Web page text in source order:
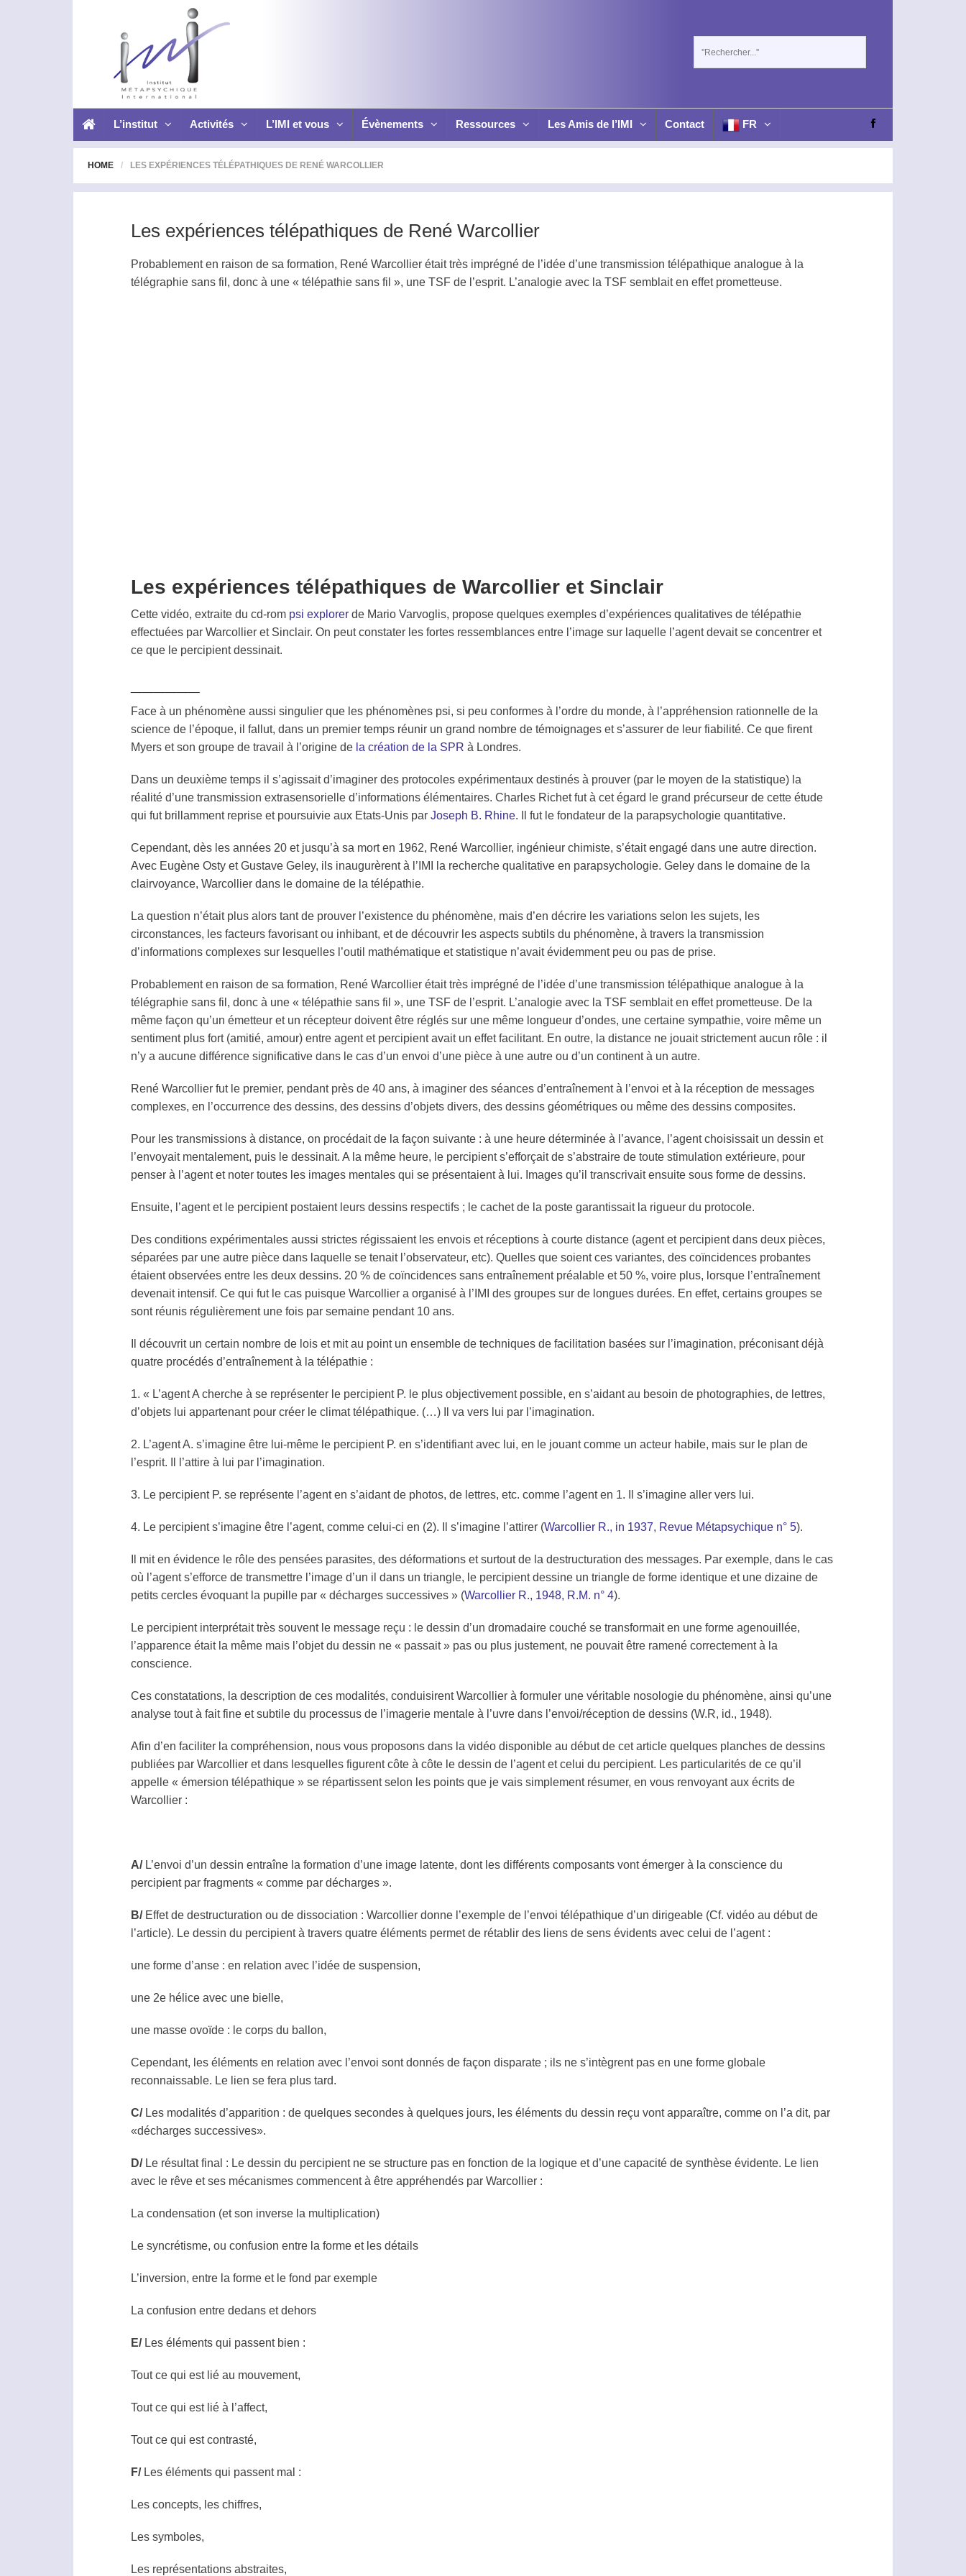
L’institut Activités L’IMI et vous Évènements Ressources Les Amis de l’IMI Contact FR
HOME LES EXPÉRIENCES TÉLÉPATHIQUES DE RENÉ WARCOLLIER
Les expériences télépathiques de René Warcollier
Probablement en raison de sa formation, René Warcollier était très imprégné de l’idée d’une transmission télépathique analogue à la
télégraphie sans fil, donc à une « télépathie sans fil », une TSF de l’esprit. L’analogie avec la TSF semblait en effet prometteuse.
Les expériences télépathiques de Warcollier et Sinclair
Cette vidéo, extraite du cd-rom psi explorer de Mario Varvoglis, propose quelques exemples d’expériences qualitatives de télépathie
effectuées par Warcollier et Sinclair. On peut constater les fortes ressemblances entre l’image sur laquelle l’agentdevait se concentrer et
ce que le percipientdessinait.
Face à un phénomène aussi singulier que les phénomènes psi, si peu conformes à l’ordre du monde, à l’appréhension rationnelle de la
science de l’époque, il fallut, dans un premier temps réunir un grand nombre de témoignages et s’assurer de leur fiabilité. Ce que firent
Myers et son groupe de travail à l’origine de la création de la SPR à Londres.
Dans un deuxième temps il s’agissait d’imaginer des protocoles expérimentaux destinés à prouver (par le moyen de la statistique) la
réalité d’une transmission extrasensorielle d’informations élémentaires. Charles Richet fut à cet égard le grand précurseur de cette étude
qui fut brillamment reprise et poursuivie aux Etats-Unis par Joseph B. Rhine. Il fut le fondateur de la parapsychologie quantitative.
Cependant, dès les années 20 et jusqu’à sa mort en 1962, René Warcollier, ingénieur chimiste, s’était engagé dans une autre direction.
Avec Eugène Osty et Gustave Geley, ils inaugurèrent à l’IMI la recherche qualitative en parapsychologie. Geley dans le domaine de la
clairvoyance, Warcollier dans le domaine de la télépathie.
La question n’était plus alors tant de prouver l’existence du phénomène, mais d’en décrire les variations selon les sujets, les
circonstances, les facteurs favorisant ou inhibant, et de découvrir les aspects subtils du phénomène, à travers la transmission
d’informations complexes sur lesquelles l’outil mathématique et statistique n’avait évidemment peu ou pas de prise.
Probablement en raison de sa formation, René Warcollier était très imprégné de l’idée d’une transmission télépathique analogue à la
télégraphie sans fil, donc à une « télépathie sans fil », une TSF de l’esprit. L’analogie avec la TSF semblait en effet prometteuse. De la
même façon qu’un émetteur et un récepteur doivent être réglés sur une même longueur d’ondes, une certaine sympathie, voire même un
sentiment plus fort (amitié, amour) entre agentet percipientavait un effet facilitant. En outre, la distance ne jouait strictement aucun rôle : il
n’y a aucune différence significative dans le cas d’un envoi d’une pièce à une autre ou d’un continent à un autre.
René Warcollier fut le premier, pendant près de 40 ans, à imaginer des séances d’entraînement à l’envoi et à la réception de messages
complexes, en l’occurrence des dessins, des dessins d’objets divers, des dessins géométriques ou même des dessins composites.
Pour les transmissions à distance, on procédait de la façon suivante : à une heure déterminée à l’avance, l’agentchoisissait un dessin et
l’envoyait mentalement, puis le dessinait. A la même heure, le percipients’efforçait de s’abstraire de toute stimulation extérieure, pour
penser à l’agentet noter toutes les images mentales qui se présentaient à lui. Images qu’il transcrivait ensuite sous forme de dessins.
Ensuite, l’agentet le percipientpostaient leurs dessins respectifs ; le cachet de la poste garantissait la rigueur du protocole.
Des conditions expérimentales aussi strictes régissaient les envois et réceptions à courte distance (agentet percipientdans deux pièces,
séparées par une autre pièce dans laquelle se tenait l’observateur, etc). Quelles que soient ces variantes, des coïncidences probantes
étaient observées entre les deux dessins. 20 % de coïncidences sans entraînement préalable et 50 %, voire plus, lorsque l’entraînement
devenait intensif. Ce qui fut le cas puisque Warcollier a organisé à l’IMI des groupes sur de longues durées. En effet, certains groupes se
sont réunis régulièrement une fois par semaine pendant 10 ans.
Il découvrit un certain nombre de lois et mit au point un ensemble de techniques de facilitation basées sur l’imagination, préconisant déjà
quatre procédés d’entraînement à la télépathie :
1. « L’agentA cherche à se représenter le percipientP. le plus objectivement possible, en s’aidant au besoin de photographies, de lettres,
d’objets lui appartenant pour créer le climat télépathique. (…) Il va vers lui par l’imagination.
2. L’agentA. s’imagine être lui-même le percipientP. en s’identifiant avec lui, en le jouant comme un acteur habile, mais sur le plan de
l’esprit. Il l’attire à lui par l’imagination.
3. Le percipientP. se représente l’agenten s’aidant de photos, de lettres, etc. comme l’agenten 1. Il s’imagine aller vers lui.
4. Le percipients’imagine être l’agent, comme celui-ci en (2). Il s’imagine l’attirer (Warcollier R., in 1937, Revue Métapsychique n° 5).
Il mit en évidence le rôle des pensées parasites, des déformations et surtout de la destructuration des messages. Par exemple, dans le cas
où l’agents’efforce de transmettre l’image d’un il dans un triangle, le percipientdessine un triangle de forme identique et une dizaine de
petits cercles évoquant la pupille par « décharges successives » (Warcollier R., 1948, R.M. n° 4).
Le percipientinterprétait très souvent le message reçu : le dessin d’un dromadaire couché se transformait en une forme agenouillée,
l’apparence était la même mais l’objet du dessin ne « passait » pas ou plus justement, ne pouvait être ramené correctement à la
conscience.
Ces constatations, la description de ces modalités, conduisirent Warcollier à formuler une véritable nosologie du phénomène, ainsi qu’une
analyse tout à fait fine et subtile du processus de l’imagerie mentale à l’uvre dans l’envoi/réception de dessins (W.R, id., 1948).
Afin d’en faciliter la compréhension, nous vous proposons dans la vidéo disponible au début de cet article quelques planches de dessins
publiées par Warcollier et dans lesquelles figurent côte à côte le dessin de l’agentet celui du percipient. Les particularités de ce qu’il
appelle « émersion télépathique » se répartissent selon les points que je vais simplement résumer, en vous renvoyant aux écrits de
Warcollier :
A/L’envoi d’un dessin entraîne la formation d’une image latente, dont les différents composants vont émerger à la conscience du
percipientpar fragments « comme par décharges ».
B/Effet de destructuration ou de dissociation : Warcollier donne l’exemple de l’envoi télépathique d’un dirigeable (Cf. vidéo au début de
l’article). Le dessin du percipientà travers quatre éléments permet de rétablir des liens de sens évidents avec celui de l’agent:
une forme d’anse : en relation avec l’idée de suspension,
une 2e hélice avec une bielle,
une masse ovoïde : le corps du ballon,
Cependant, les éléments en relation avec l’envoi sont donnés de façon disparate ; ils ne s’intègrent pas en une forme globale
reconnaissable. Le lien se fera plus tard.
C/Les modalités d’apparition : de quelques secondes à quelques jours, les éléments du dessin reçu vont apparaître, comme on l’a dit, par
«décharges successives».
D/Le résultat final : Le dessin du percipientne se structure pas en fonction de la logique et d’une capacité de synthèse évidente. Le lien
avec le rêve et ses mécanismes commencent à être appréhendés par Warcollier :
La condensation (et son inverse la multiplication)
Le syncrétisme, ou confusion entre la forme et les détails
L’inversion, entre la forme et le fond par exemple
La confusion entre dedans et dehors
E/Les éléments qui passent bien :
Tout ce qui est lié au mouvement,
Tout ce qui est lié à l’affect,
Tout ce qui est contrasté,
F/Les éléments qui passent mal :
Les concepts, les chiffres,
Les symboles,
Les représentations abstraites,